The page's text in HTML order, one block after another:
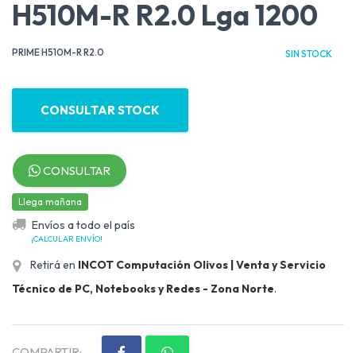
H510M-R R2.0 Lga 1200
PRIME H510M-R R2.0 SIN STOCK
CONSULTAR STOCK
CONSULTAR
Llega mañana
Envíos a todo el país
¡CALCULAR ENVÍO!
Retirá en INCOT Computación Olivos | Venta y Servicio
Técnico de PC, Notebooks y Redes - Zona Norte.